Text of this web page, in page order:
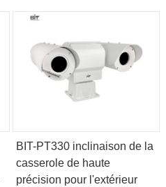
BIT-PT330 inclinaison de la
casserole de haute
précision pour l'extérieur